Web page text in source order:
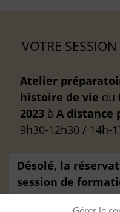
VOTRE SESSION
Atelier
histoire de vie du
2023 à A distance
9h30-12h30 / 14h-
Désolé, la
session de